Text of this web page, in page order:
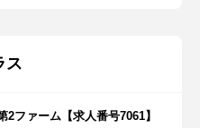
ス
ファーム【求人番号7061】